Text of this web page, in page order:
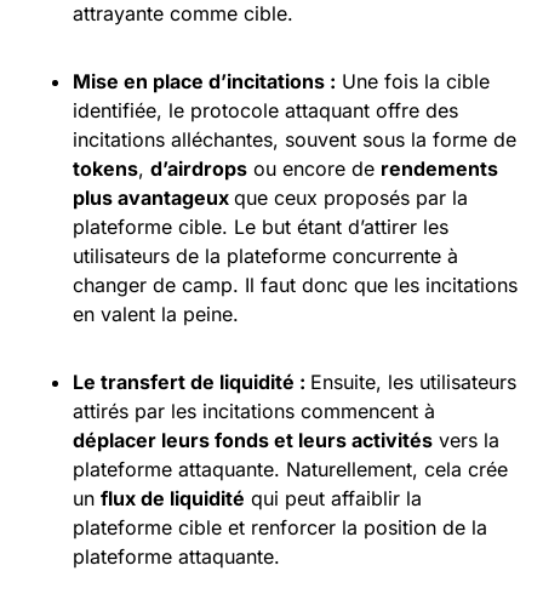
attrayante comme cible.
Mise en place d’incitations : Une fois la cible
identifiée, le protocole attaquant offre des
incitations alléchantes, souvent sous la forme de
tokens, d’airdrops ou encore de rendements
plus avantageux que ceux proposés par la
plateforme cible. Le but étant d’attirer les
utilisateurs de la plateforme concurrente à
changer de camp. Il faut donc que les incitations
en valent la peine.
Le transfert de liquidité : Ensuite, les utilisateurs
attirés par les incitations commencent à
déplacer leurs fonds et leurs activités vers la
plateforme attaquante. Naturellement, cela crée
un flux de liquidité qui peut affaiblir la
plateforme cible et renforcer la position de la
plateforme attaquante.